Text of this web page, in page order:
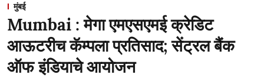
मुंबई
Mumbai : मेगा एमएसएमई क्रेडिट
आऊटरीच कॅम्पला प्रतिसाद; सेंट्रल बैंक
ऑफ इंडियाचे आयोजन